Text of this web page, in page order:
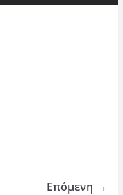
Επόμενη →